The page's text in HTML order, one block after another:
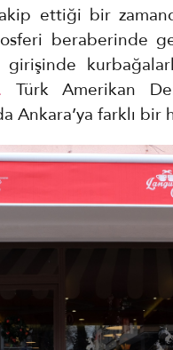
ettiği bir
beraberinde
Türk Amerikan
Ankara’ya farklı bir